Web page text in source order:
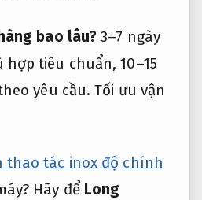
bao lâu? 3–7 ngày
tiêu chuẩn, 10–15
yêu cầu.Tối ưu vận
thao tác inox độ chính
Hãy để Long